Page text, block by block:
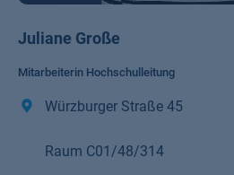
Juliane Große
Mitarbeiterin Hochschulleitung
Würzburger Straße 45
Raum C01/48/314